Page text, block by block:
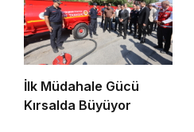
İlk Müdahale Gücü
Kırsalda Büyüyor